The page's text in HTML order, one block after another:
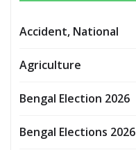
Accident, National
Agriculture
Bengal Election 2026
Bengal Elections 2026